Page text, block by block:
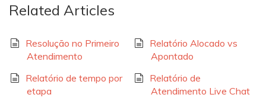
Related Articles
Resolução no Primeiro
Atendimento
Relatório Alocado vs
Apontado
Relatório de tempo por
etapa
Relatório de
Atendimento Live Chat